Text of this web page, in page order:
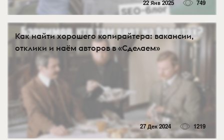
22 Янв 2025 749
Как найти хорошего копирайтера: вакансии,
отклики и наём авторов в «Сделаем»
27 Дек 2024 1219